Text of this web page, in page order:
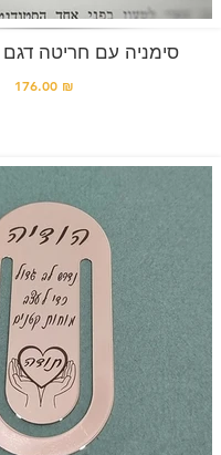
סימניה עם חריטה
176.00 ₪